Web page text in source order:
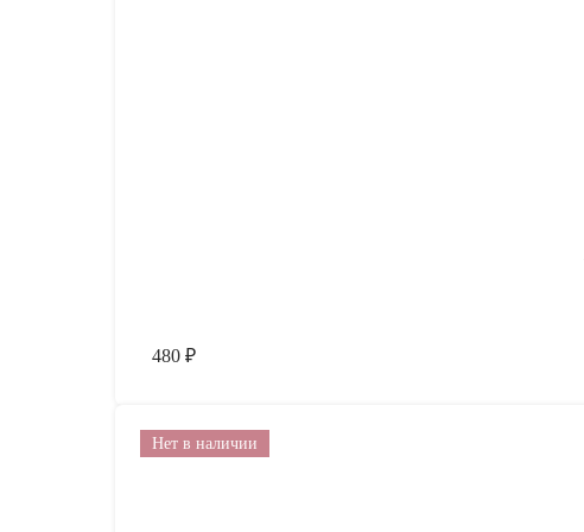
480 ₽
Нет в наличии